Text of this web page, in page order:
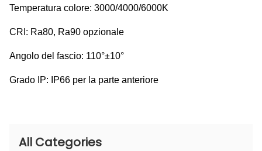
Temperatura colore: 3000/4000/6000K
CRI: Ra80, Ra90 opzionale
Angolo del fascio: 110°±10°
Grado IP: IP66 per la parte anteriore
All Categories